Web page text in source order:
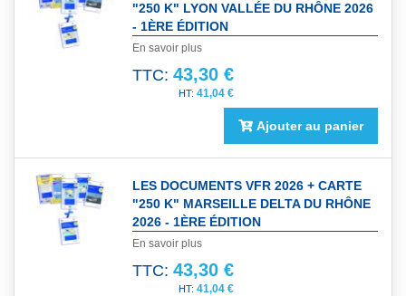
"250 K" LYON VALLÉE DU RHÔNE 2026
- 1ÈRE ÉDITION
En savoir plus
TTC: 43,30 €
41,04 €
Ajouter au panier
LES DOCUMENTS VFR 2026 + CARTE
"250 K" MARSEILLE DELTA DU RHÔNE
2026 - 1ÈRE ÉDITION
En savoir plus
TTC: 43,30 €
41,04 €